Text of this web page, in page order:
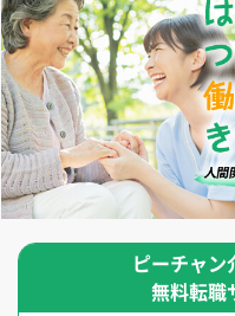
ピーチャン
無料転職